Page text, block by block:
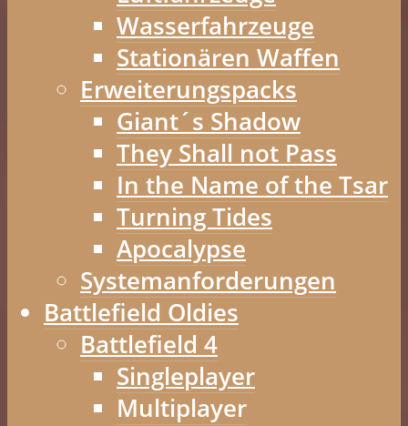
Wasserfahrzeuge
Stationären Waffen
Erweiterungspacks
Giant´s Shadow
They Shall not Pass
In the Name of the Tsar
Turning Tides
Apocalypse
Systemanforderungen
Battlefield Oldies
Battlefield 4
Singleplayer
Multiplayer